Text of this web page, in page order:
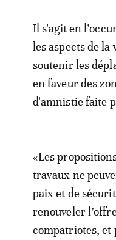
Il s'agit en
les aspects de
soutenir les
en faveur des
d'amnistie faite
«Les
travaux ne
paix et de
renouveler
compatriotes, et